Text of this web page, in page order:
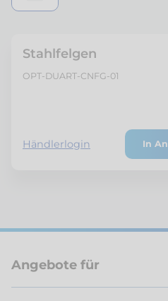
Stahlfelgen
OPT-DUART-CNFG-01
Händlerlogin In
Angebote für